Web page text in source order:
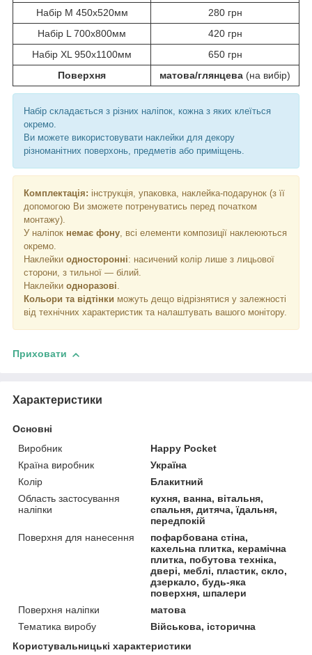
Набір M 450x520мм
280 грн
Набір L 700x800мм
420 грн
Набір ХL 950x1100мм
650 грн
Поверхня
матова/глянцева (на вибір)
Набір складається з різних наліпок, кожна з яких клеїться
окремо.
Ви можете використовувати наклейки для декору
різноманітних поверхонь, предметів або приміщень.
Комплектація: інструкція, упаковка, наклейка-подарунок (з її
допомогою Ви зможете потренуватись перед початком
монтажу).
У наліпок немає фону, всі елементи композиції наклеюються
окремо.
Наклейки односторонні: насичений колір лише з лицьової
сторони, з тильної ― білий.
Наклейки одноразові.
Кольори та відтінки можуть дещо відрізнятися у залежності
від технічних характеристик та налаштувать вашого монітору.
Приховати
Характеристики
Основні
Виробник
Happy Pocket
Країна виробник
Україна
Колір
Блакитний
Область застосування
наліпки
кухня, ванна, вітальня,
спальня, дитяча, їдальня,
передпокій
Поверхня для нанесення
пофарбована стіна,
кахельна плитка, керамічна
плитка, побутова техніка,
двері, меблі, пластик, скло,
дзеркало, будь-яка
поверхня, шпалери
Поверхня наліпки
матова
Тематика виробу
Військова, історична
Користувальницькі характеристики